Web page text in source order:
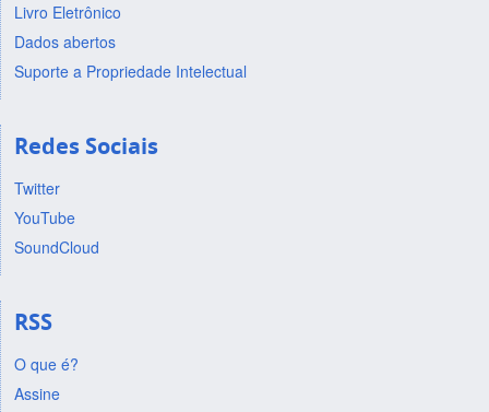
Livro Eletrônico
Dados abertos
Suporte a Propriedade Intelectual
Redes Sociais
Twitter
YouTube
SoundCloud
RSS
O que é?
Assine